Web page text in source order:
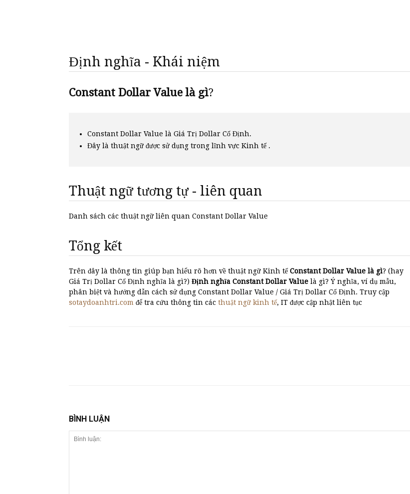
Định nghĩa - Khái niệm
Constant Dollar Value là gì?
Constant Dollar Value là Giá Trị Dollar Cố Định.
Đây là thuật ngữ được sử dụng trong lĩnh vực Kinh tế .
Thuật ngữ tương tự - liên quan
Danh sách các thuật ngữ liên quan Constant Dollar Value
Tổng kết
Trên đây là thông tin giúp bạn hiểu rõ hơn về thuật ngữ Kinh tếConstant Dollar Value là gì? (hay
Giá Trị Dollar Cố Định nghĩa là gì?) Định nghĩa Constant Dollar Value là gì? Ý nghĩa, ví dụ mẫu,
phân biệt và hướng dẫn cách sử dụng Constant Dollar Value / Giá Trị Dollar Cố Định. Truy cập
sotaydoanhtri.com để tra cứu thông tin các thuật ngữ kinh tế, IT được cập nhật liên tục
BÌNH LUẬN